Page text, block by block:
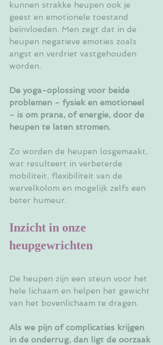
kunnen strakke heupen ook je
geest en emotionele toestand
beïnvloeden. Men zegt dat in de
heupen negatieve emoties zoals
angst en verdriet vastgehouden
worden.
De yoga-oplossing voor beide
problemen - fysiek en emotioneel
- is om prana, of energie, door de
heupen te laten stromen.
Zo worden de heupen losgemaakt,
wat resulteert in verbeterde
mobiliteit, flexibiliteit van de
wervelkolom en mogelijk zelfs een
beter humeur.
Inzicht in onze
heupgewrichten
De heupen zijn een steun voor het
hele lichaam en helpen het gewicht
van het bovenlichaam te dragen.
Als we pijn of complicaties krijgen
in de onderrug, dan ligt de oorzaak